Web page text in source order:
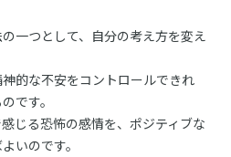
一つとして、自分の考え方を変え
的な不安をコントロールできれ
です。
じる恐怖の感情を、ポジティブな
いのです。